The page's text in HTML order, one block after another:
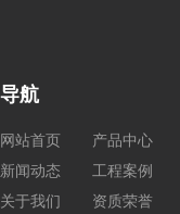
导航
网站首页
产品中心
新闻动态
工程案例
关于我们
资质荣誉